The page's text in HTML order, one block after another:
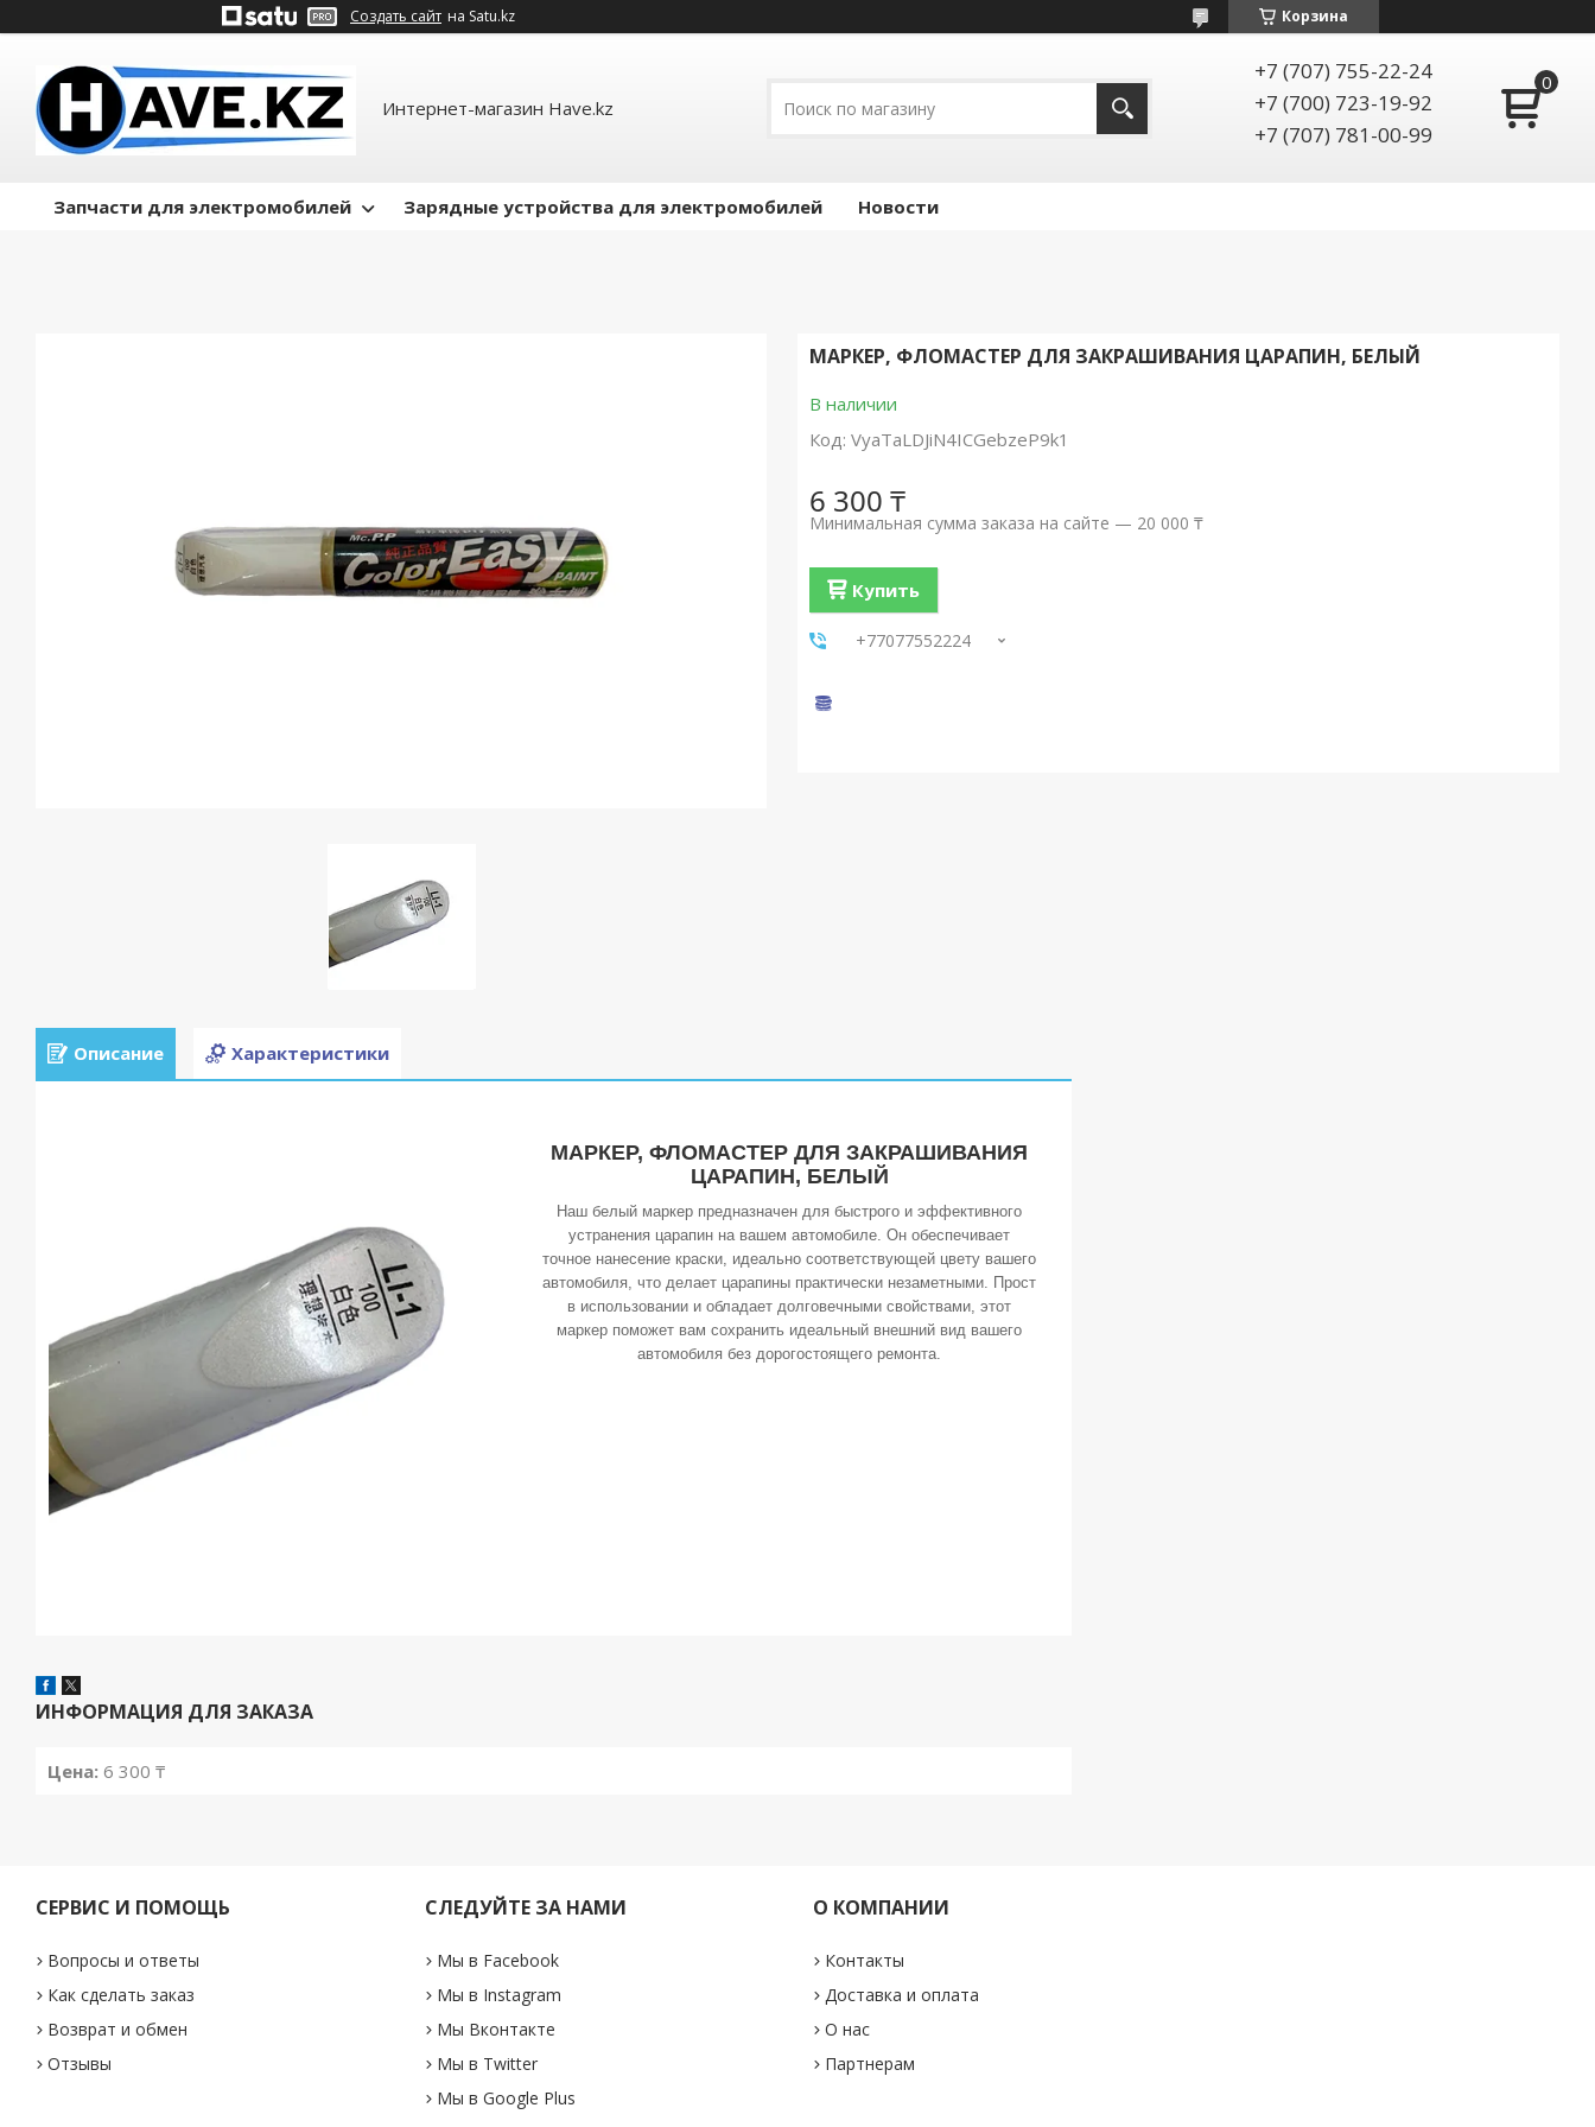
Создать сайт на Satu.kz Корзина
Интернет-магазин Have.kz
+7 (707) 755-22-24
+7 (700) 723-19-92
+7 (707) 781-00-99
Запчасти для электромобилей Зарядные устройства для электромобилей Новости
МАРКЕР, ФЛОМАСТЕР ДЛЯ ЗАКРАШИВАНИЯ ЦАРАПИН, БЕЛЫЙ
В наличии
Код: VyaTaLDJiN4ICGebzeP9k1
6 300 ₸
Минимальная сумма заказа на сайте — 20 000 ₸
Купить
+77077552224
Описание Характеристики
МАРКЕР, ФЛОМАСТЕР ДЛЯ ЗАКРАШИВАНИЯ
ЦАРАПИН, БЕЛЫЙ
Наш белый маркер предназначен для быстрого и эффективного
устранения царапин на вашем автомобиле. Он обеспечивает
точное нанесение краски, идеально соответствующей цвету вашего
автомобиля, что делает царапины практически незаметными. Прост
в использовании и обладает долговечными свойствами, этот
маркер поможет вам сохранить идеальный внешний вид вашего
автомобиля без дорогостоящего ремонта.
ИНФОРМАЦИЯ ДЛЯ ЗАКАЗА
Цена: 6 300 ₸
СЕРВИС И ПОМОЩЬ
Вопросы и ответы
Как сделать заказ
Возврат и обмен
Отзывы
СЛЕДУЙТЕ ЗА НАМИ
Мы в Facebook
Мы в Instagram
Мы Вконтакте
Мы в Twitter
Мы в Google Plus
О КОМПАНИИ
Контакты
Доставка и оплата
О нас
Партнерам